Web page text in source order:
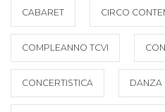
CABARET CIRCO
COMPLEANNO TCVI
CONCERTISTICA DANZA